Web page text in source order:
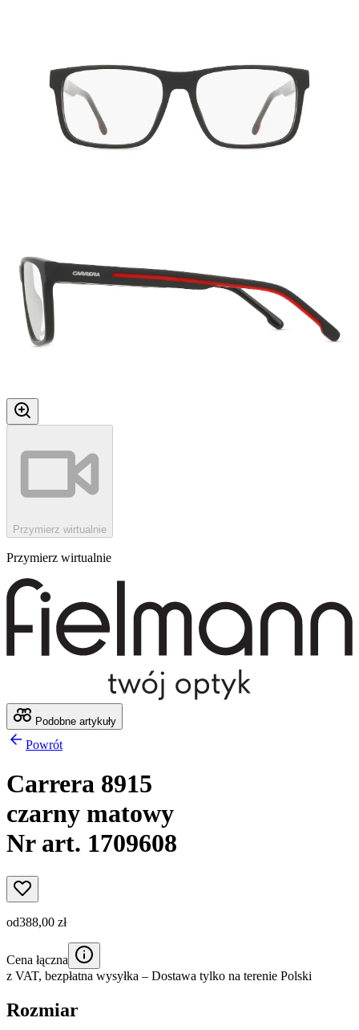
Przymierz wirtualnie
Przymierz wirtualnie
Podobne artykuły
Powrót
Carrera 8915
czarny matowy
Nr art. 1709608
od388,00 zł
Cena łączna
z VAT, bezpłatna wysyłka – Dostawa tylko na terenie Polski
Rozmiar